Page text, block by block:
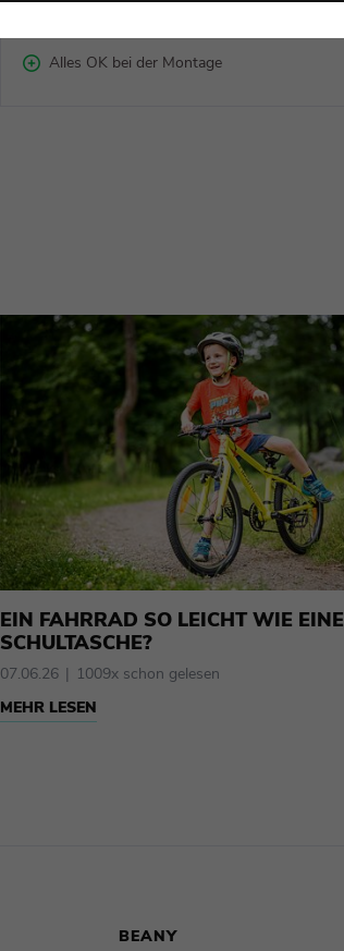
Alles OK bei der Montage
EIN FAHRRAD SO LEICHT WIE EINE
SCHULTASCHE?
07.06.26 1009x schon gelesen
MEHR LESEN
BEANY